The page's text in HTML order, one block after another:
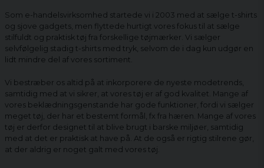
Som e-handelsvirksomhed startede vi i 2003 med at sælge t-shirts
og sjove gadgets, men flyttede hurtigt vores fokus til at sælge
stilfuldt og praktisk tøj fra forskellige tøjmærker. Vi sælger
selvfølgelig stadig t-shirts med tryk, selvom de i dag kun udgør en
lidt mindre del af vores sortiment.
Vi bestræber os altid på at inkorporere de nyeste modetrends,
samtidig med at vi sikrer, at vores tøj er af god kvalitet. Mange af
vores beklædningsgenstande har gode funktioner, fordi vi sælger
meget tøj, der har et bestemt formål, fx fra hæren. Mange af vores
tøj er derfor designet til at blive brugt i barske miljøer, samtidig
med at det er praktisk at have på. At de også er rigtig stilrene gør,
at der aldrig er noget galt med vores tøj.